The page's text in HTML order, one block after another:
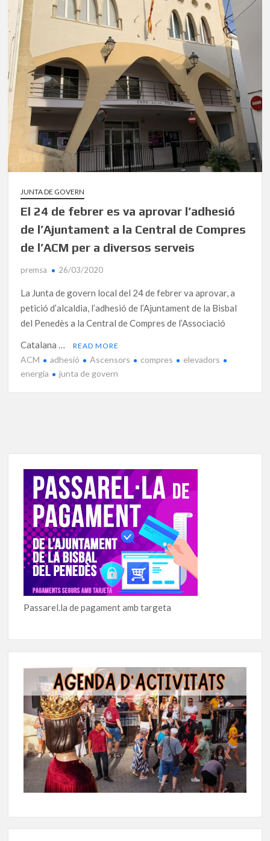
JUNTA DE GOVERN
El 24 de febrer es va aprovar l’adhesió
de l’Ajuntament a la Central de Compres
de l’ACM per a diversos serveis
premsa 26/03/2020
La Junta de govern local del 24 de febrer va aprovar, a
petició d’alcaldia, l’adhesió de l’Ajuntament de la Bisbal
del Penedès a la Central de Compres de l’Associació
Catalana …
READ MORE
ACM adhesió Ascensors compres
elevadors
energia
junta de govern
Passarel.la de pagament amb targeta